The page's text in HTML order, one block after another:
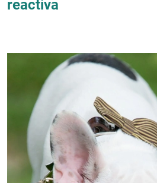
reactiva